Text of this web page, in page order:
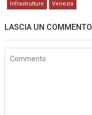
Infrastrutture Venezia
LASCIA UN COMMENTO